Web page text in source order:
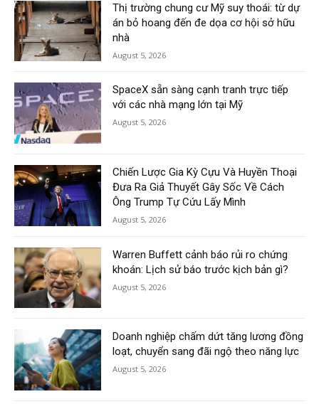
Thị trường chung cư Mỹ suy thoái: từ dự
án bỏ hoang đến đe dọa cơ hội sở hữu
nhà
August 5, 2026
SpaceX sẵn sàng cạnh tranh trực tiếp
với các nhà mạng lớn tại Mỹ
August 5, 2026
Chiến Lược Gia Kỳ Cựu Và Huyền Thoại
Đưa Ra Giả Thuyết Gây Sốc Về Cách
Ông Trump Tự Cứu Lấy Mình
August 5, 2026
Warren Buffett cảnh báo rủi ro chứng
khoán: Lịch sử báo trước kịch bản gì?
August 5, 2026
Doanh nghiệp chấm dứt tăng lương đồng
loạt, chuyển sang đãi ngộ theo năng lực
August 5, 2026